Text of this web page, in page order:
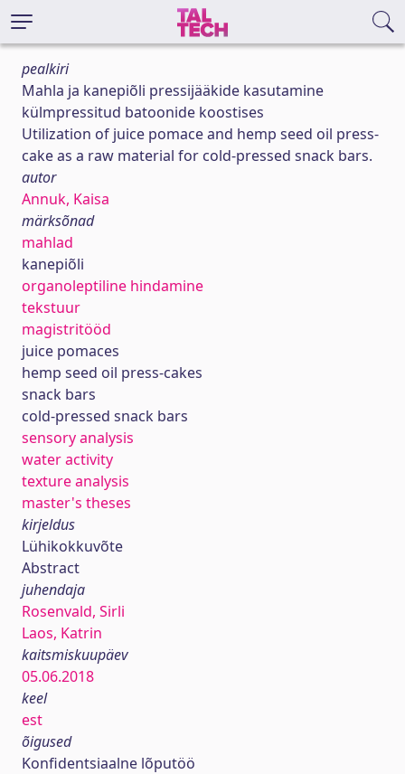
pealkiri
Mahla ja kanepiõli pressijääkide kasutamine
külmpressitud batoonide koostises
Utilization of juice pomace and hemp seed oil press-
cake as a raw material for cold-pressed snack bars.
autor
Annuk, Kaisa
märksõnad
mahlad
kanepiõli
organoleptiline hindamine
tekstuur
magistritööd
juice pomaces
hemp seed oil press-cakes
snack bars
cold-pressed snack bars
sensory analysis
water activity
texture analysis
master's theses
kirjeldus
Lühikokkuvõte
Abstract
juhendaja
Rosenvald, Sirli
Laos, Katrin
kaitsmiskuupäev
05.06.2018
keel
est
õigused
Konfidentsiaalne lõputöö